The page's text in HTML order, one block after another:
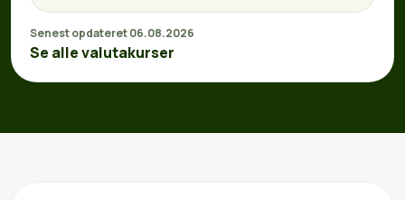
Senest opdateret 06.08.2026
Se alle valutakurser